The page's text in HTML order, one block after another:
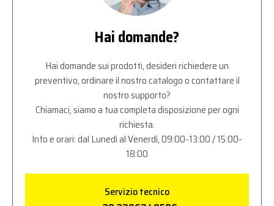
Hai domande?
Hai domande sui prodotti, desideri richiedere un
preventivo, ordinare il nostro catalogo o contattare il
nostro supporto?
Chiamaci, siamo a tua completa disposizione per ogni
richiesta.
Info e orari: dal Lunedì al Venerdì, 09:00-13:00 / 15:00-
18:00
Servizio tecnico